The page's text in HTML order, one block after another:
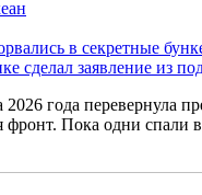
в секретные
сделал заявление из
2026 года перевернула
фронт. Пока одни спали